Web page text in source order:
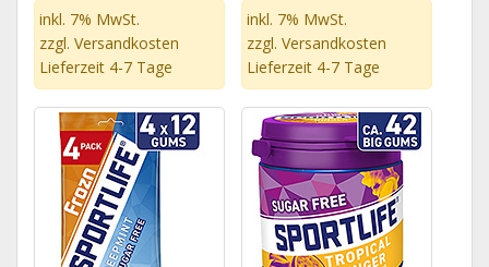
inkl. 7% MwSt.
zzgl. Versandkosten
Lieferzeit 4-7 Tage
inkl. 7% MwSt.
zzgl. Versandkosten
Lieferzeit 4-7 Tage